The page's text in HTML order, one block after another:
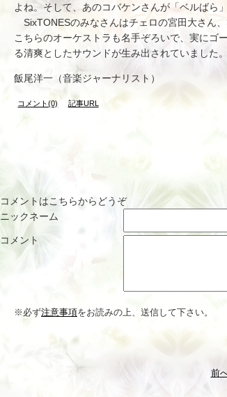
よね。そして、あのコバケンさんが「ベルばら
SixTONESのみなさんはチェロの宮田大さん
こちらのオーケストラも名手ぞろいで、実にゴ
る清爽としたサウンドが生み出されていました。
飯尾洋一（音楽ジャーナリスト）
コメント(0) 記事URL
コメントはこちらからどうぞ
ニックネーム
コメント
※必ず注意事項をお読みの上、送信して下さい。
前